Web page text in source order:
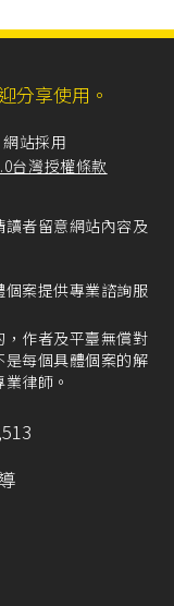
分享使用。
站採用
台灣授權條款
者留意網站內容及
案提供專業諮詢服
作者及平臺無償對
每個具體個案的解
律師。